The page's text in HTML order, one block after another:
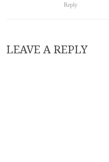
Reply
LEAVE A REPLY